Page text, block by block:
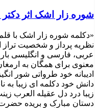
شوره زار اشک اثر
«دکلمه شوره زار اشک با
عربی، فارسی و انگلیسی
معنوی برای همگان به
ادیبانه خود طرواتی شور
دانش خود دکلمه ای زیبا به
زیبا درد دل عقیله العرب
دستان مبارک و بریده